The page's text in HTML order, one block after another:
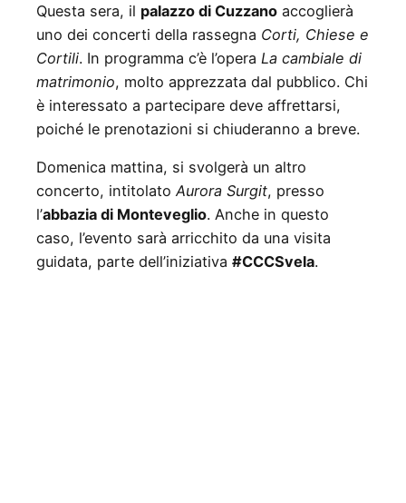
Questa sera, il palazzo di Cuzzano accoglierà
uno dei concerti della rassegna Corti, Chiese e
Cortili. In programma c’è l’opera La cambiale di
matrimonio, molto apprezzata dal pubblico. Chi
è interessato a partecipare deve affrettarsi,
poiché le prenotazioni si chiuderanno a breve.
Domenica mattina, si svolgerà un altro
concerto, intitolato Aurora Surgit, presso
l’abbazia di Monteveglio. Anche in questo
caso, l’evento sarà arricchito da una visita
guidata, parte dell’iniziativa #CCCSvela.